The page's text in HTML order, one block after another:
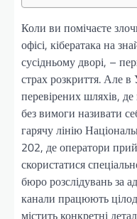
Коли ви помічаєте
офісі, кібератака на
сусідньому дворі, –
страх розкриття. Але в
перевірених шляхів,
без вимоги називати
гарячу лінію
202, де оператори
скористатися
бюро розслідувань за
канали працюють
містить конкретні